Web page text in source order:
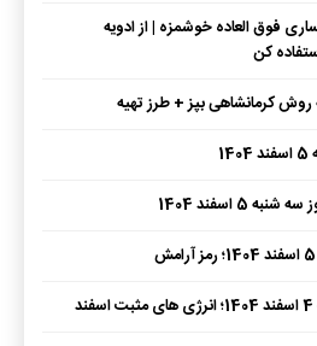
فوق العاده خوشمزه | از ادویه
کن
کرمانشاهی بپز + طرز تهیه
اسفند 1404